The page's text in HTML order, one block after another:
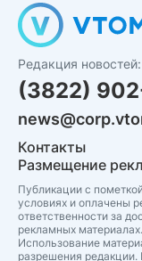
Редакция новостей:
(3822)
Контакты
Размещение
Публикации с
условиях и оплачены
ответственности за
рекламных материалах.
Использование
разрешения